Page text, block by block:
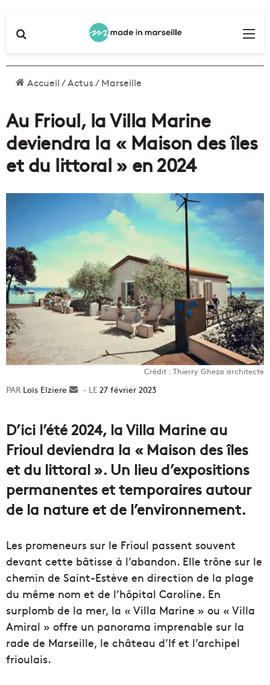
Accueil/Actus/Marseille
Au Frioul, la Villa Marine
deviendra la « Maison des îles
et du littoral » en 2024
Crédit : Thierry Gheza architecte
Loïs Elziere
Envoyer27 février 2023
D’ici l’été 2024, la Villa Marine au
Frioul deviendra la « Maison des îles
et du littoral ». Un lieu d’expositions
permanentes et temporaires autour
de la nature et de l’environnement.
Les promeneurs sur le Frioul passent souvent
devant cette bâtisse à l’abandon. Elle trône sur le
chemin de Saint-Estève en direction de la plage
du même nom et de l’hôpital Caroline. En
surplomb de la mer, la « Villa Marine » ou « Villa
Amiral » offre un panorama imprenable sur la
rade de Marseille, le château d’If et l’archipel
frioulais.